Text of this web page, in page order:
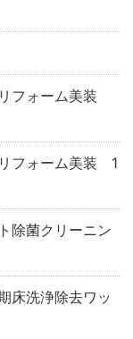
フォーム美装
フォーム美装 1
除菌クリーニン
洗浄除去ワッ